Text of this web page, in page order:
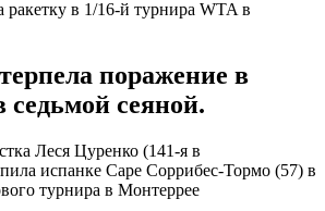
поражение в
седьмой сеяной.
Леся Цуренко (141-я в
испанке Саре Соррибес-Тормо (57) в
турнира в Монтеррее